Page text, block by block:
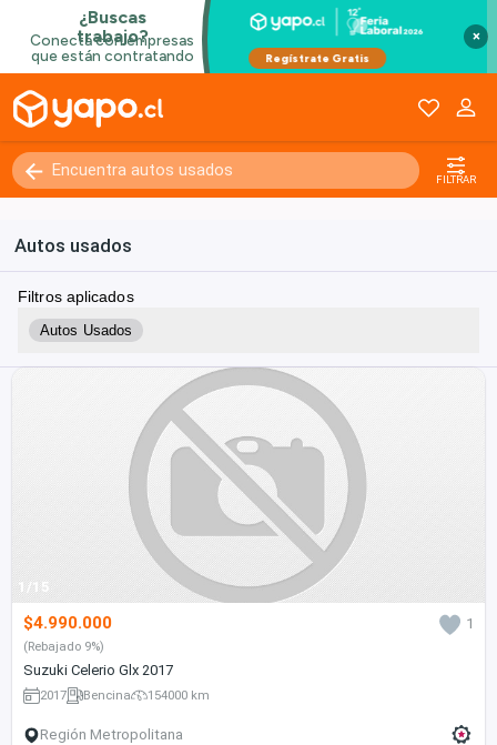
×
FILTRAR
Autos usados
Filtros aplicados
Autos Usados
1/15
$4.990.000 1
(Rebajado 9%)
Suzuki Celerio Glx 2017
2017 Bencina 154000 km
Región Metropolitana